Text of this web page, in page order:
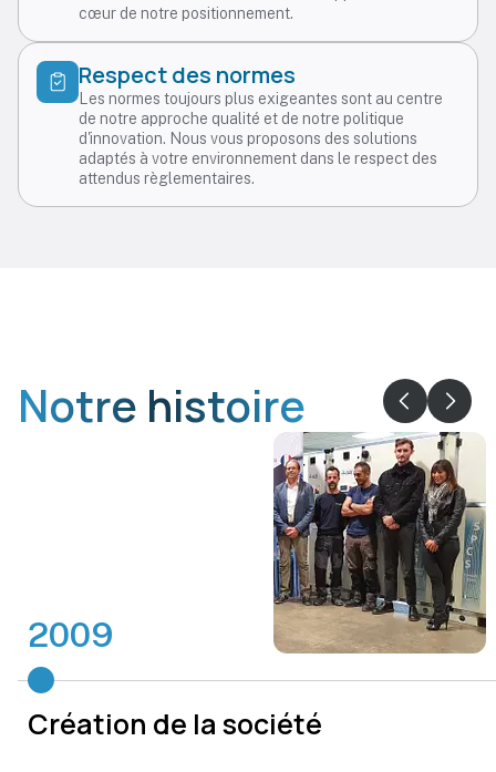
cœur de notre positionnement.
Respect des normes
Les normes toujours plus exigeantes sont au centre
de notre approche qualité et de notre politique
d'innovation. Nous vous proposons des solutions
adaptés à votre environnement dans le respect des
attendus règlementaires.
Notre histoire
2009
Création de la société